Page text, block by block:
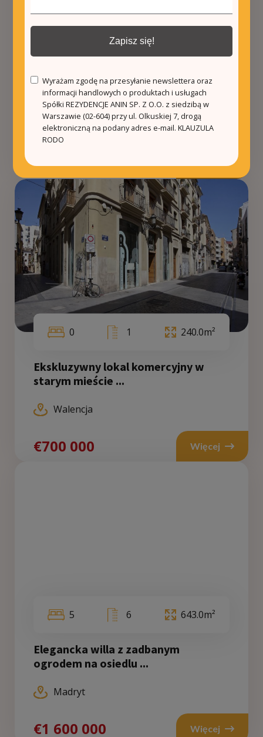
Eleganckie mieszkanie z tarasem i
widokiem na ...
Walencja
€970 000 Więcej
0 1 240.0m²
Ekskluzywny lokal komercyjny w
starym mieście ...
Walencja
€700 000 Więcej
5 6 643.0m²
Elegancka willa z zadbanym
ogrodem na osiedlu ...
Madryt
€1 600 000 Więcej
Zapisz się!
Wyrażam zgodę na przesyłanie newslettera oraz
informacji handlowych o produktach i usługach
Spółki REZYDENCJE ANIN SP. Z O.O. z siedzibą w
Warszawie (02-604) przy ul. Olkuskiej 7, drogą
elektroniczną na podany adres e-mail.KLAUZULA
RODO